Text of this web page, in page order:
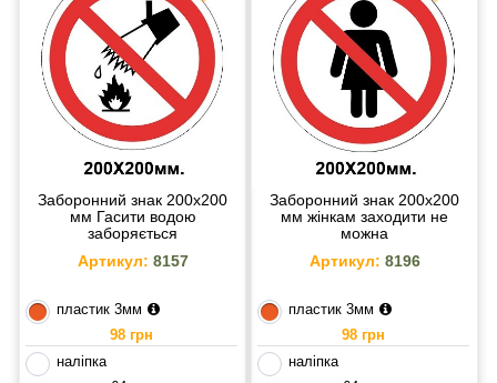
Заборонний знак 200х200
мм Гасити водою
заборяється
Артикул: 8157
пластик 3мм
98 грн
наліпка
Заборонний знак 200х200
мм жінкам заходити не
можна
Артикул: 8196
пластик 3мм
98 грн
наліпка